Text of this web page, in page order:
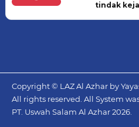
tindak
Copyright © LAZ Al Azhar by
All rights reserved. All System
PT. Uswah Salam Al Azhar2026.